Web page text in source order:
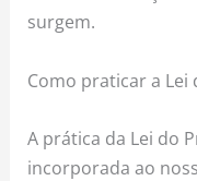
surgem.
Como praticar a
A prática da Lei do
incorporada ao